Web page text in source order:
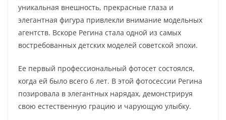
уникальная внешность, прекрасные глаза и
элегантная фигура привлекли внимание модельных
агентств. Вскоре Регина стала одной из самых
востребованных детских моделей советской эпохи.
Ее первый профессиональный фотосет состоялся,
когда ей было всего 6 лет. В этой фотосессии Регина
позировала в элегантных нарядах, демонстрируя
свою естественную грацию и чарующую улыбку.